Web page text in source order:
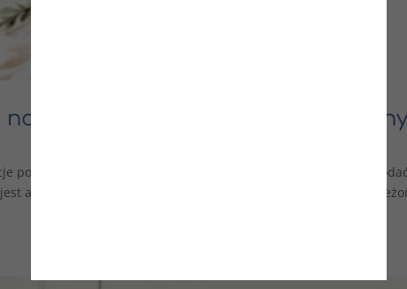
podopiecznych /
powoli ruszają po przerwie- niestety nie mieliśmy czasu, by
aktualnie w trakcie modyfikacji. Niebawem wróci lekko